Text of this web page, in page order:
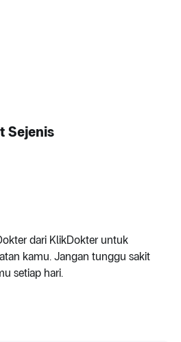
Sejenis
dari KlikDokter untuk
kamu. Jangan tunggu sakit
setiap hari.